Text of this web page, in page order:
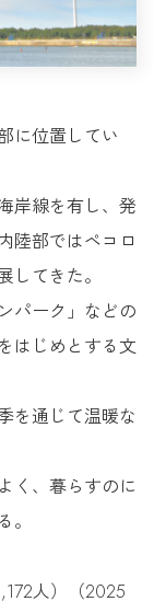
に位置してい
岸線を有し、発
陸部ではペコロ
てきた。
パーク」などの
はじめとする文
を通じて温暖な
く、暮らすのに
。
人）（2025